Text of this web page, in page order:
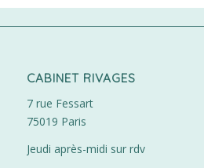
CABINET RIVAGES
7 rue Fessart
75019 Paris
Jeudi après-midi sur rdv